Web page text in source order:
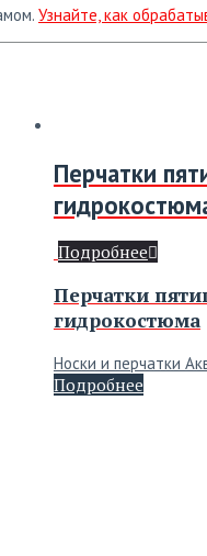
Узнайте, как
Перчатки
Подробнее
Перчатки
гидрокостюма
Носки и перчатки
Подробнее